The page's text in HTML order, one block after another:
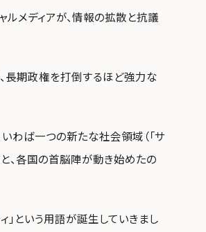
メディアが、情報の拡散と抗議
、長期政権を打倒するほど強力な
わば一つの新たな社会領域（「サ
、各国の首脳陣が動き始めたの
」という用語が誕生していきまし